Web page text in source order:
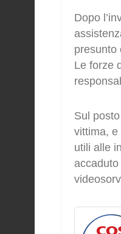
Dopo
presunto
Le forze
Sul
vittima, e
utili alle